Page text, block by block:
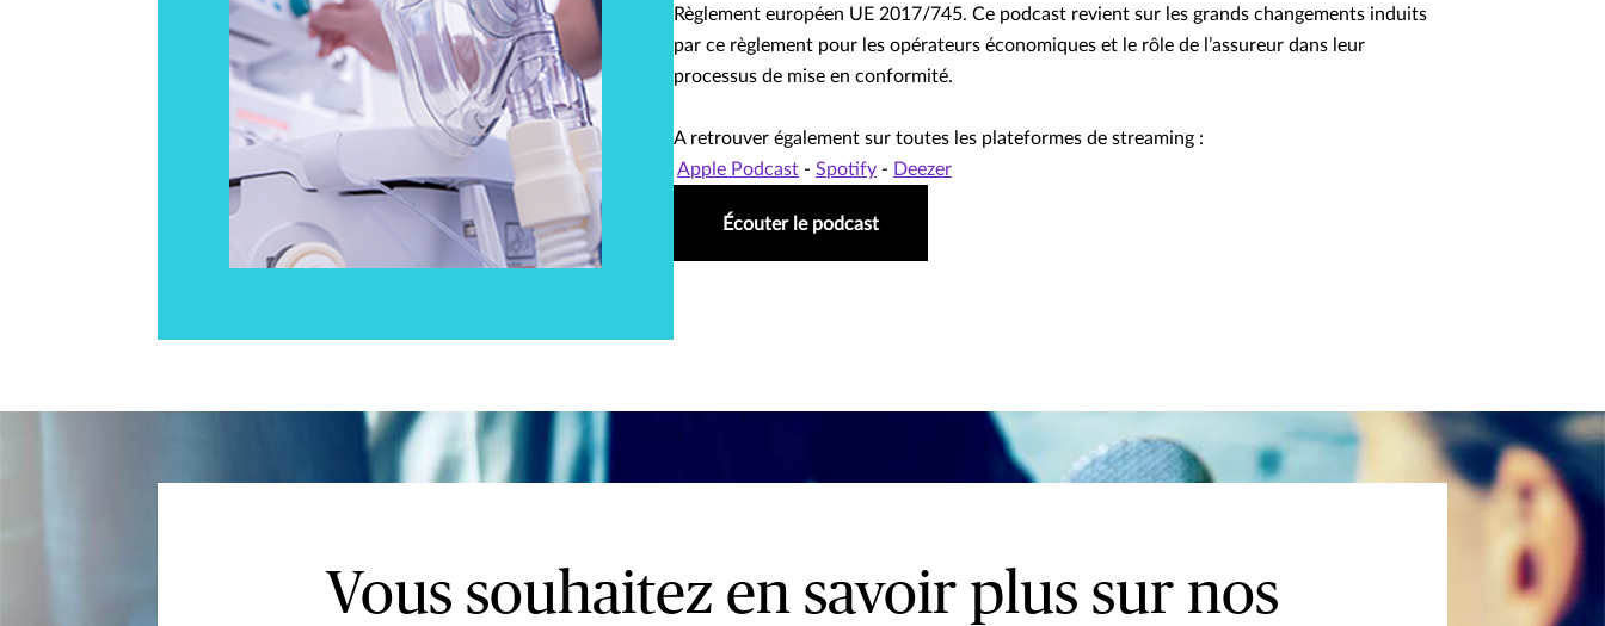
Règlement européen UE 2017/745. Ce podcast revient sur les grands changements induits
par ce règlement pour les opérateurs économiques et le rôle de l’assureur dans leur
processus de mise en conformité.
A retrouver également sur toutes les plateformes de streaming :
Apple Podcast - Spotify - Deezer
Écouter le podcast
Vous souhaitez en savoir plus sur nos